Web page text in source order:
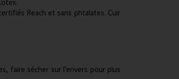
Reach et sans phtalates. Cuir
faire sécher sur l’envers pour plus